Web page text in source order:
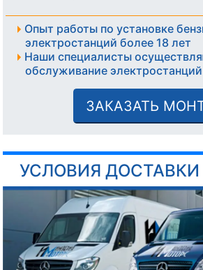
Опыт работы по установке
электростанций более 18 лет
Наши специалисты
обслуживание
ЗАКАЗАТЬ
УСЛОВИЯ